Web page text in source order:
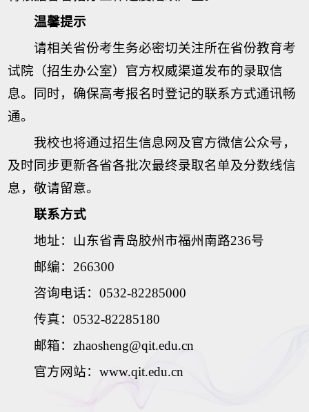
温馨提示
请相关省份考生务必密切关注所在省份教育考
试院（招生办公室）官方权威渠道发布的录取信
息。同时，确保高考报名时登记的联系方式通讯畅
通。
我校也将通过招生信息网及官方微信公众号，
及时同步更新各省各批次最终录取名单及分数线信
息，敬请留意。
联系方式
地址：山东省青岛胶州市福州南路236号
邮编：266300
咨询电话：0532-82285000
传真：0532-82285180
邮箱：zhaosheng@qit.edu.cn
官方网站：www.qit.edu.cn